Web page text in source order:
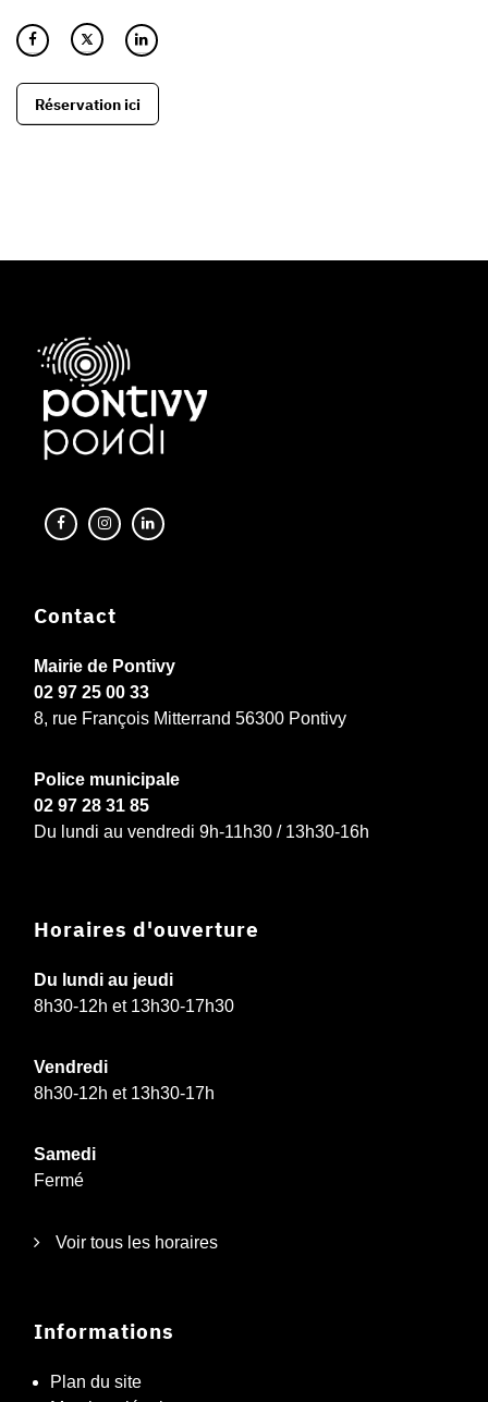
Réservation ici
Contact
Mairie de Pontivy
02 97 25 00 33
8, rue François Mitterrand 56300 Pontivy
Police municipale
02 97 28 31 85
Du lundi au vendredi 9h-11h30 / 13h30-16h
Horaires d'ouverture
Du lundi au jeudi
8h30-12h et 13h30-17h30
Vendredi
8h30-12h et 13h30-17h
Samedi
Fermé
Voir tous les horaires
Informations
Plan du site